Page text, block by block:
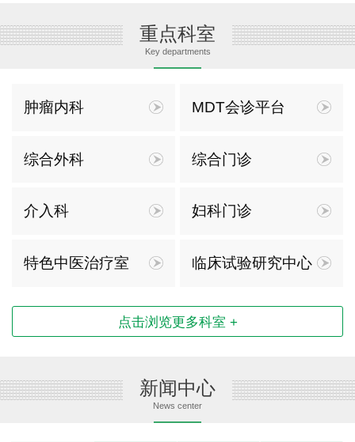
重点科室
Key departments
肿瘤内科 MDT会诊平台
综合外科 综合门诊
介入科 妇科门诊
特色中医治疗室 临床试验研究中心
点击浏览更多科室 +
新闻中心
News center